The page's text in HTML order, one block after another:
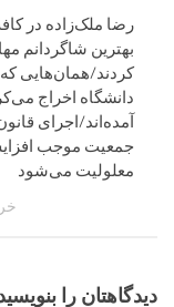
رضا ملک‌زاده در
بهترین شاگردانم
کردند/همان‌هایی که
دانشگاه اخراج
آمده‌اند/اجرای
جمعیت موجب
معلولیت می‌شود
دیدگاهتان را